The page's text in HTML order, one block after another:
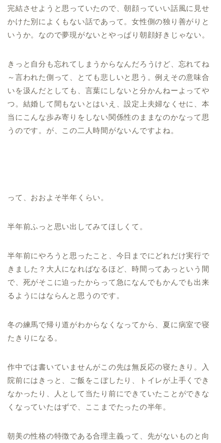
完結させようと思っていたので、朝顔っていい話風に見せ
かけた別によくもない話であって。女性側の独り善がりと
いうか。なので夢現がないとやっぱり朝顔好きじゃない。
きっと自分も忘れてしまうからなんだろうけど、忘れてね
～言われた側って、とても悲しいと思う。例えその意味合
いを汲んだとしても、言葉にしないと分かんねーよってや
つ。結婚して間もないとはいえ、設定上夫婦なくせに、本
当にこんな歩み寄りをしない関係性のままなのかなって思
うのです。が、この二人時間がないんですよね。
って、おおよそ半年くらい。
半年前ふっと思い出してみてほしくて。
半年前にやろうと思ったこと、今日までにどれだけ実行で
きました？大人になればなるほど、時間ってあっという間
で、死がそこに迫ったからって急になんでもかんでも出来
るようにはならんと思うのです。
冬の練馬で帰り道がわからなくなってから、夏に病室で寝
たきりになる。
作中では書いていませんがこの先は無反応の寝たきり。入
院前にはきっと、ご飯をこぼしたり、トイレが上手くでき
なかったり、人として当たり前にできていたことができな
くなっていたはずで、ここまでたったの半年。
朝美の性格の特徴である合理主義って、先がないものと向